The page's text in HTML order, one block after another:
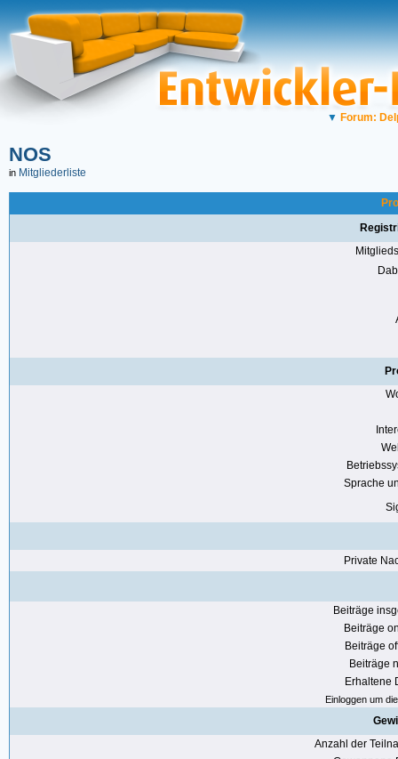
▼ Forum:
NOS
in Mitgliederliste
Sprache
Private
Beiträge
Beiträge
Beiträge
Beiträge
Erhaltene
Einloggen um
Anzahl der